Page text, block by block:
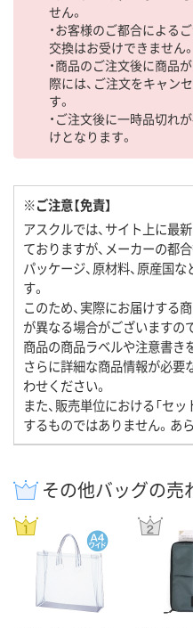
せん。
・お客様のご都合による
交換はお受けできません。
・商品のご注文後に商品
際には、ご注文をキャン
す。
・ご注文後に一時品切れ
けとなります。
※ご注意【免責】
アスクルでは、サイト上に最
ておりますが、メーカーの都合
パッケージ、原材料、原産国
す。
このため、実際にお届けする
が異なる場合がございますの
商品の商品ラベルや注意書き
さらに詳細な商品情報が必要
わせください。
また、販売単位における「セ
するものではありません。あ
その他バッグの売